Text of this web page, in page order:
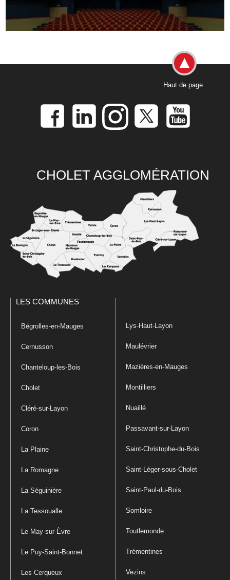
Haut de page
CHOLET AGGLOMÉRATION
LES COMMUNES
Bégrolles-en-Mauges
Cernusson
Chanteloup-les-Bois
Cholet
Cléré-sur-Layon
Coron
La Plaine
La Romagne
La Séguinière
La Tessoualle
Le May-sur-Èvre
Le Puy-Saint-Bonnet
Les Cerqueux
Lys-Haut-Layon
Maulévrier
Mazières-en-Mauges
Montilliers
Nuaillé
Passavant-sur-Layon
Saint-Christophe-du-Bois
Saint-Léger-sous-Cholet
Saint-Paul-du-Bois
Somloire
Toutlemonde
Trémentines
Vezins